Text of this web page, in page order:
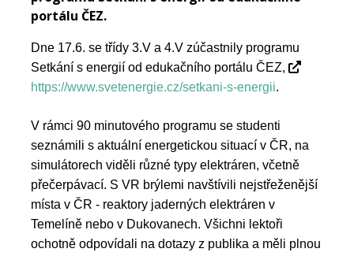
portálu ČEZ.
Dne 17.6. se třídy 3.V a 4.V zúčastnily programu
Setkání s energií od edukačního portálu ČEZ,
https://www.svetenergie.cz/setkani-s-energii.
V rámci 90 minutového programu se studenti
seznámili s aktuální energetickou situací v ČR, na
simulátorech viděli různé typy elektráren, včetně
přečerpávací. S VR brýlemi navštívili nejstřeženější
místa v ČR - reaktory jaderných elektráren v
Temelíně nebo v Dukovanech. Všichni lektoři
ochotně odpovídali na dotazy z publika a měli plnou